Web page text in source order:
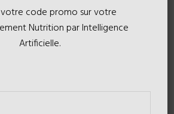
code promo sur votre
Nutrition par Intelligence
Artificielle.